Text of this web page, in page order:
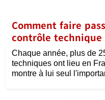
Comment faire
contrôle technique
Chaque année, plus de
techniques ont lieu en
montre à lui seul